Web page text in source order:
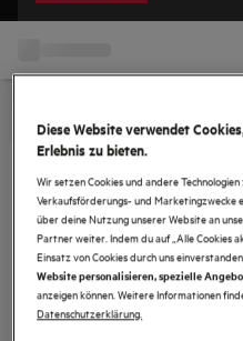
Diese Website verwendet
Erlebnis zu bieten.
Wir setzen Cookies und andere
Verkaufsförderungs- und Marketingzwecke
über deine Nutzung unserer Website an
Partner weiter. Indem du auf „Alle Cookies
Einsatz von Cookies durch uns
Website personalisieren, spezielle
anzeigen können. Weitere Informationen
Datenschutzerklärung.